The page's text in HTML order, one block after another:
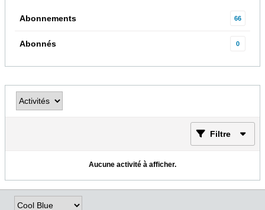
Abonnements 66
Abonnés 0
Filtre
Aucune activité à afficher.